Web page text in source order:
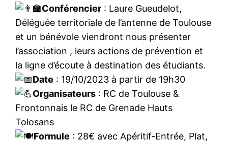
Conférencier : Laure Gueudelot,
Déléguée territoriale de l’antenne de Toulouse
et un bénévole viendront nous présenter
l’association , leurs actions de prévention et
la ligne d’écoute à destination des étudiants.
Date : 19/10/2023 à partir de 19h30
Organisateurs : RC de Toulouse &
Frontonnais le RC de Grenade Hauts
Tolosans
Formule : 28€ avec Apéritif-Entrée, Plat,